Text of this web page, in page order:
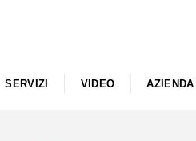
SERVIZI VIDEO AZIENDA